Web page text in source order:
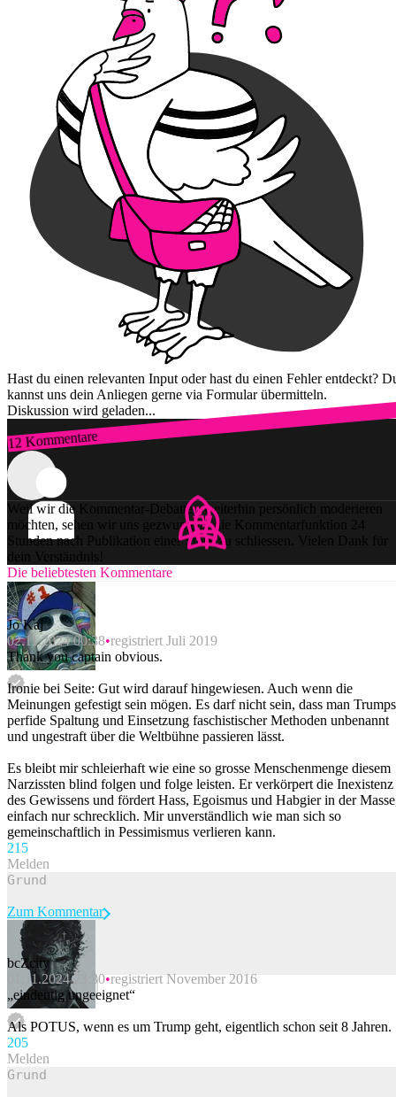
Hast du einen relevanten Input oder hast du einen Fehler entdeckt?
kannst uns dein Anliegen gerne via Formular übermitteln.
Diskussion wird geladen...
12 Kommentare
Zum Login
Weil wir die Kommentar-Debatten weiterhin persönlich moderieren
möchten, sehen wir uns gezwungen, die Kommentarfunktion 24
Stunden nach Publikation einer Story zu schliessen. Vielen Dank für
dein Verständnis!
Die beliebtesten Kommentare
Jo Kaj
02.11.2024 00:38 registriert Juli 2019
Thank you captain obvious.
Ironie bei Seite: Gut wird darauf hingewiesen. Auch wenn die
Meinungen gefestigt sein mögen. Es darf nicht sein, dass man Trumps
perfide Spaltung und Einsetzung faschistischer Methoden unbenannt
und ungestraft über die Weltbühne passieren lässt.
Es bleibt mir schleierhaft wie eine so grosse Menschenmenge diesem
Narzissten blind folgen und folge leisten. Er verkörpert die Inexistenz
des Gewissens und fördert Hass, Egoismus und Habgier in der
einfach nur schrecklich. Mir unverständlich wie man sich so
gemeinschaftlich in Pessimismus verlieren kann.
21 5
Melden
Beitrag melden
Zum Kommentar
bcZcity
01.11.2024 23:30 registriert November 2016
„eindeutig ungeeignet“
Als POTUS, wenn es um Trump geht, eigentlich schon seit 8 Jahren.
205
Melden